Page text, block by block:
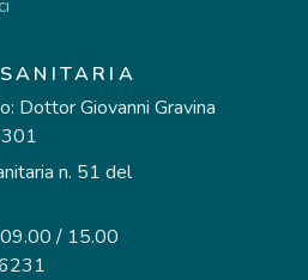
Dottor Giovanni Gravina
n. 51 del
09.00 / 15.00